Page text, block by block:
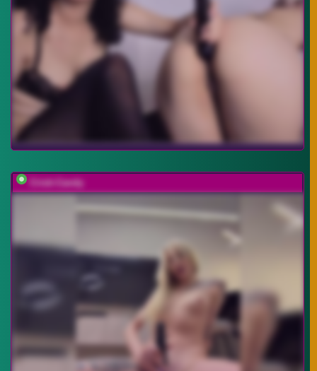
Cristi-Candy